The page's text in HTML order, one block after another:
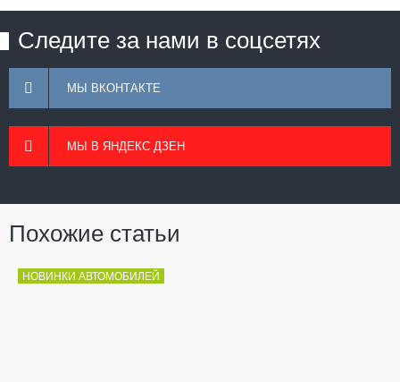
Следите за нами в соцсетях
МЫ ВКОНТАКТЕ
МЫ В ЯНДЕКС ДЗЕН
Похожие статьи
НОВИНКИ АВТОМОБИЛЕЙ